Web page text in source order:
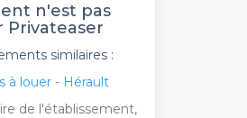
n'est pas
Privateaser
similaires :
à louer - Hérault
de l'établissement,